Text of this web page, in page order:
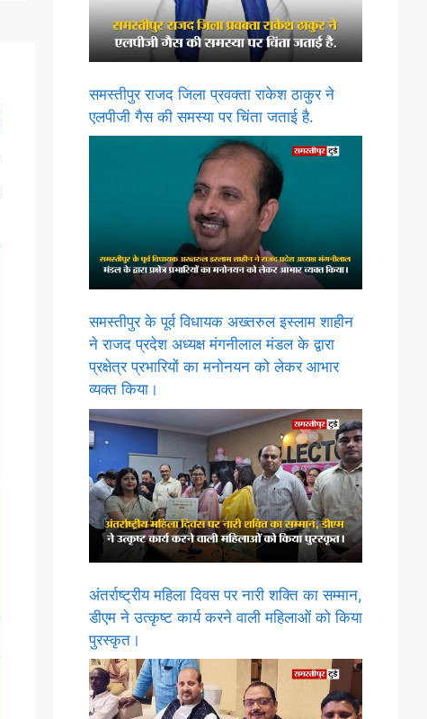
समस्तीपुर राजद जिला प्रवक्ता राकेश ठाकुर ने
एलपीजी गैस की समस्या पर चिंता जताई है.
समस्तीपुर के पूर्व विधायक अख्तरुल इस्लाम शाहीन
ने राजद प्रदेश अध्यक्ष मंगनीलाल मंडल के द्वारा
प्रक्षेत्र प्रभारियों का मनोनयन को लेकर आभार
व्यक्त किया।
अंतर्राष्ट्रीय महिला दिवस पर नारी शक्ति का सम्मान,
डीएम ने उत्कृष्ट कार्य करने वाली महिलाओं को किया
पुरस्कृत।